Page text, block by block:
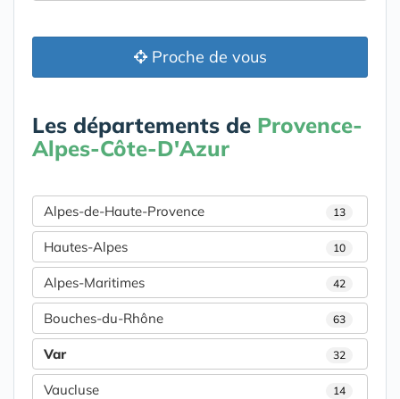
Proche de vous
Les départements de Provence-
Alpes-Côte-D'Azur
Alpes-de-Haute-Provence 13
Hautes-Alpes 10
Alpes-Maritimes 42
Bouches-du-Rhône 63
Var 32
Vaucluse 14